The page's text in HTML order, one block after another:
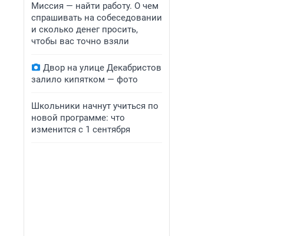
Миссия — найти работу. О чем
спрашивать на собеседовании
и сколько денег просить,
чтобы вас точно взяли
Двор на улице Декабристов
залило кипятком — фото
Школьники начнут учиться по
новой программе: что
изменится с 1 сентября